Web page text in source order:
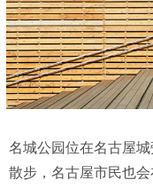
名城公园位在名古屋
散步，名古屋市民也会